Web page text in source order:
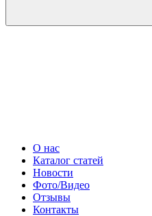
О нас
Каталог статей
Новости
Фото/Видео
Отзывы
Контакты